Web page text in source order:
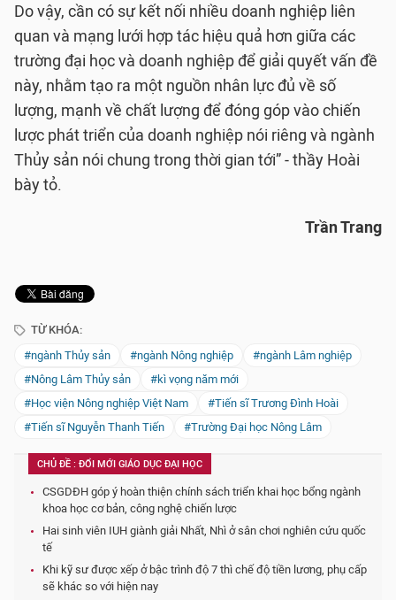
Do vậy, cần có sự kết nối nhiều doanh nghiệp liên
quan và mạng lưới hợp tác hiệu quả hơn giữa các
trường đại học và doanh nghiệp để giải quyết vấn đề
này, nhằm tạo ra một nguồn nhân lực đủ về số
lượng, mạnh về chất lượng để đóng góp vào chiến
lược phát triển của doanh nghiệp nói riêng và ngành
Thủy sản nói chung trong thời gian tới” - thầy Hoài
bày tỏ.
Trần Trang
TỪ KHÓA:
#ngành Thủy sản
#ngành Nông nghiệp
#ngành Lâm nghiệp
#Nông Lâm Thủy sản
#kì vọng năm mới
#Học viện Nông nghiệp Việt Nam
#Tiến sĩ Trương Đình Hoài
#Tiến sĩ Nguyễn Thanh Tiến
#Trường Đại học Nông Lâm
CHỦ ĐỀ : ĐỔI MỚI GIÁO DỤC ĐẠI HỌC
CSGDĐH góp ý hoàn thiện chính sách triển khai học bổng ngành
khoa học cơ bản, công nghệ chiến lược
Hai sinh viên IUH giành giải Nhất, Nhì ở sân chơi nghiên cứu quốc
tế
Khi kỹ sư được xếp ở bậc trình độ 7 thì chế độ tiền lương, phụ cấp
sẽ khác so với hiện nay